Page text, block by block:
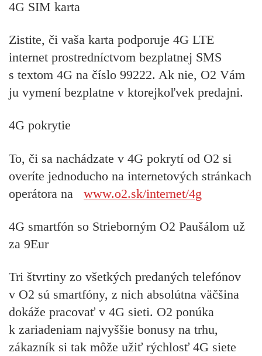
4G SIM karta
Zistite, či vaša karta podporuje 4G LTE
internet prostredníctvom bezplatnej SMS
s textom 4G na číslo 99222. Ak nie, O2 Vám
ju vymení bezplatne v ktorejkoľvek predajni.
4G pokrytie
To, či sa nachádzate v 4G pokrytí od O2 si
overíte jednoducho na internetových stránkach
operátora na
www.o2.sk/internet/4g
4G smartfón so Strieborným O2 Paušálom už
za 9Eur
Tri štvrtiny zo všetkých predaných telefónov
v O2 sú smartfóny, z nich absolútna väčšina
dokáže pracovať v 4G sieti. O2 ponúka
k zariadeniam najvyššie bonusy na trhu,
zákazník si tak môže užiť rýchlosť 4G siete